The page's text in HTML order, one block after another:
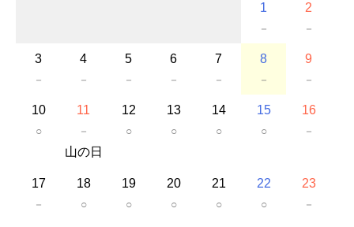
1
－
2
－
3
－
4
－
5
－
6
－
7
－
8
－
9
－
10
○
11
－
山の日
12
○
13
○
14
○
15
○
16
－
17
－
18
○
19
○
20
○
21
○
22
○
23
－